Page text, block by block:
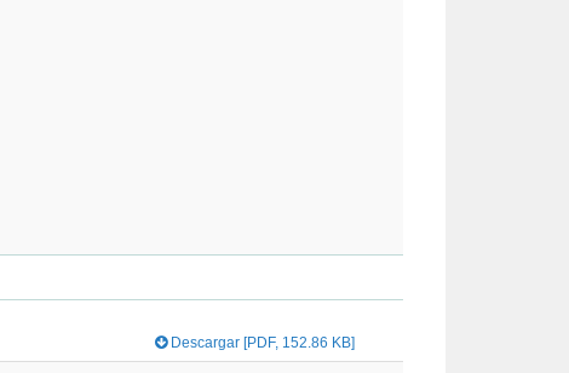
Descargar [PDF, 152.86 KB]